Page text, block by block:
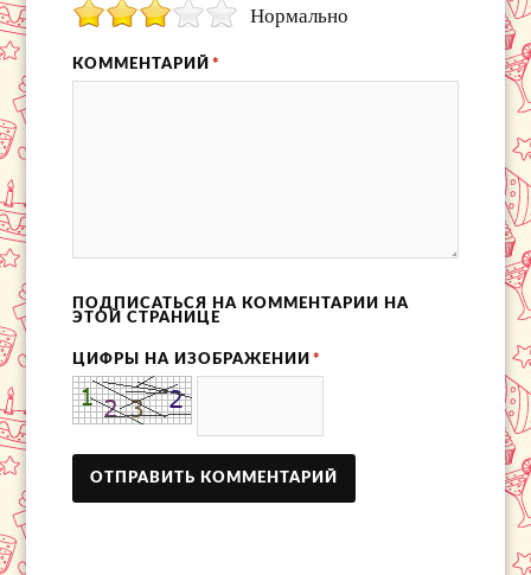
Нормально
КОММЕНТАРИЙ *
ПОДПИСАТЬСЯ НА КОММЕНТАРИИ НА
ЭТОЙ СТРАНИЦЕ
ЦИФРЫ НА ИЗОБРАЖЕНИИ *